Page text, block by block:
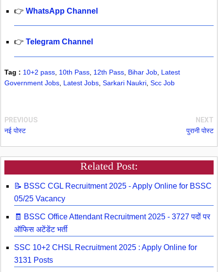
👉 WhatsApp Channel
👉 Telegram Channel
Tag : 10+2 pass, 10th Pass, 12th Pass, Bihar Job, Latest
Government Jobs, Latest Jobs, Sarkari Naukri, Scc Job
PREVIOUS
नई पोस्ट
NEXT
पुरानी पोस्ट
Related Post:
📝 BSSC CGL Recruitment 2025 - Apply Online for BSSC
05/25 Vacancy
🧾 BSSC Office Attendant Recruitment 2025 - 3727 पदों पर
ऑफिस अटेंडेंट भर्ती
SSC 10+2 CHSL Recruitment 2025 : Apply Online for
3131 Posts